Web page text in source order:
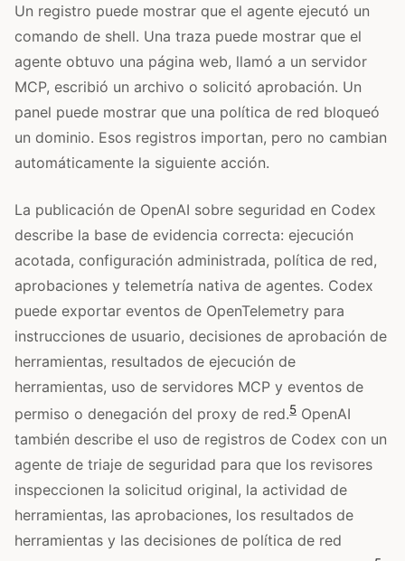
Un registro puede mostrar que el agente ejecutó un
comando de shell. Una traza puede mostrar que el
agente obtuvo una página web, llamó a un servidor
MCP, escribió un archivo o solicitó aprobación. Un
panel puede mostrar que una política de red bloqueó
un dominio. Esos registros importan, pero no cambian
automáticamente la siguiente acción.
La publicación de OpenAI sobre seguridad en Codex
describe la base de evidencia correcta: ejecución
acotada, configuración administrada, política de red,
aprobaciones y telemetría nativa de agentes. Codex
puede exportar eventos de OpenTelemetry para
instrucciones de usuario, decisiones de aprobación de
herramientas, resultados de ejecución de
herramientas, uso de servidores MCP y eventos de
permiso o denegación del proxy de red.5 OpenAI
también describe el uso de registros de Codex con un
agente de triaje de seguridad para que los revisores
inspeccionen la solicitud original, la actividad de
herramientas, las aprobaciones, los resultados de
herramientas y las decisiones de política de red